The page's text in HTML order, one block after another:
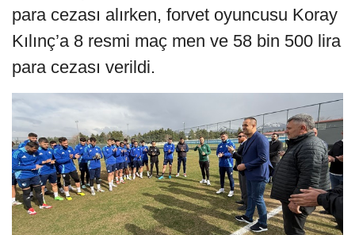
para cezası alırken, forvet oyuncusu Koray
Kılınç’a 8 resmi maç men ve 58 bin 500 lira
para cezası verildi.